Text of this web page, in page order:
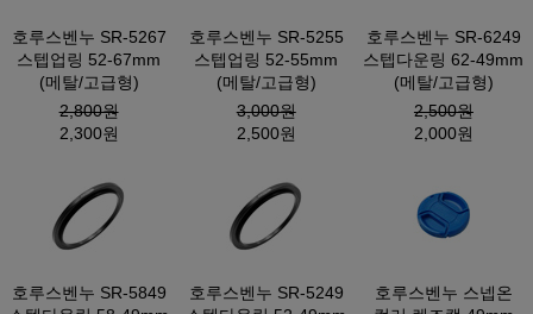
호루스벤누 SR-5267
스텝업링 52-67mm
(메탈/고급형)
2,800원
2,300원
호루스벤누 SR-5255
스텝업링 52-55mm
(메탈/고급형)
3,000원
2,500원
호루스벤누 SR-6249
스텝다운링 62-49mm
(메탈/고급형)
2,500원
2,000원
호루스벤누 SR-5849
호루스벤누 SR-5249
호루스벤누 스넵온